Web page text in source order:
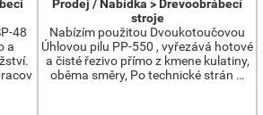
48
a
Prodej / Nabídka > Dřevoobráběcí
stroje
Nabízím použitou Dvoukotoučovou
Úhlovou pilu PP-550 , vyřezává hotové
a čisté řezivo přímo z kmene kulatiny,
oběma směry, Po technické strán …